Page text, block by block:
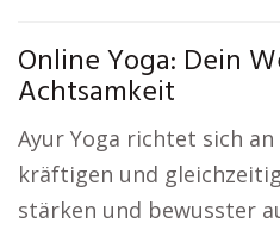
Online Yoga: Dein
Achtsamkeit
Ayur Yoga richtet sich
kräftigen und
stärken und bewusster